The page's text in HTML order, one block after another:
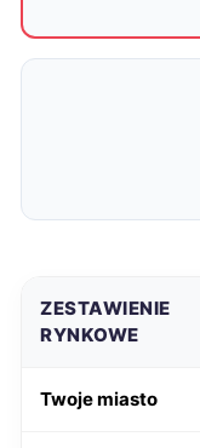
ZESTAWIENIE
RYNKOWE
Twoje miasto